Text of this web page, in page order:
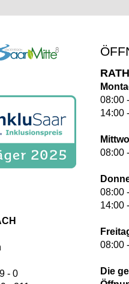
- 0
08:00
14:00
08:00
08:00
14:00
08:00
Die